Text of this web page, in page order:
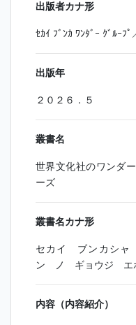
出版者カナ形
ｾｶｲ ﾌﾞﾝｶ ﾜﾝﾀﾞｰ ｸﾞﾙｰﾌﾟ
出版年
２０２６．５
叢書名
世界文化社のワンダ
ーズ
叢書名カナ形
セカイ ブンカシ
ン ノ ギョウジ エ
内容（内容紹介）